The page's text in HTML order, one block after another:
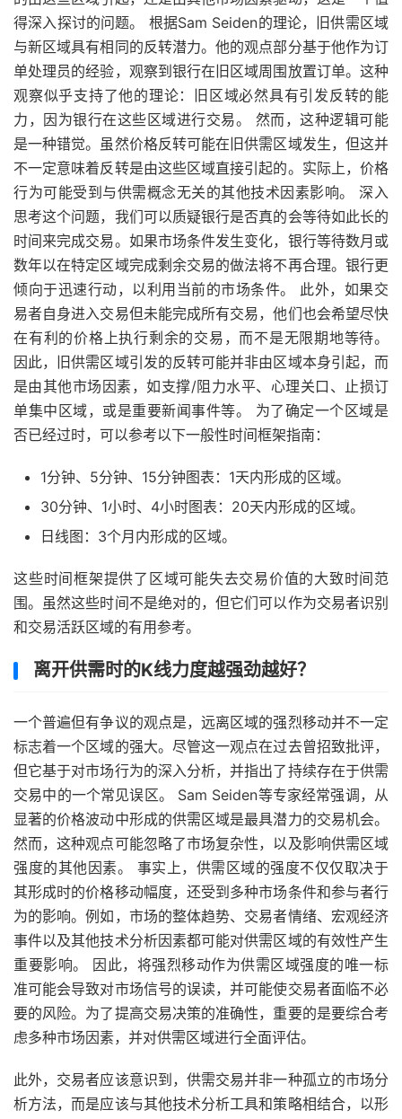
得深入探讨的问题。 根据Sam Seiden的理论，旧供需区域
与新区域具有相同的反转潜力。他的观点部分基于他作为订
单处理员的经验，观察到银行在旧区域周围放置订单。这种
观察似乎支持了他的理论：旧区域必然具有引发反转的能
力，因为银行在这些区域进行交易。 然而，这种逻辑可能
是一种错觉。虽然价格反转可能在旧供需区域发生，但这并
不一定意味着反转是由这些区域直接引起的。实际上，价格
行为可能受到与供需概念无关的其他技术因素影响。 深入
思考这个问题，我们可以质疑银行是否真的会等待如此长的
时间来完成交易。如果市场条件发生变化，银行等待数月或
数年以在特定区域完成剩余交易的做法将不再合理。银行更
倾向于迅速行动，以利用当前的市场条件。 此外，如果交
易者自身进入交易但未能完成所有交易，他们也会希望尽快
在有利的价格上执行剩余的交易，而不是无限期地等待。
因此，旧供需区域引发的反转可能并非由区域本身引起，而
是由其他市场因素，如支撑/阻力水平、心理关口、止损订
单集中区域，或是重要新闻事件等。 为了确定一个区域是
否已经过时，可以参考以下一般性时间框架指南：
1分钟、5分钟、15分钟图表：1天内形成的区域。
30分钟、1小时、4小时图表：20天内形成的区域。
日线图：3个月内形成的区域。
这些时间框架提供了区域可能失去交易价值的大致时间范
围。虽然这些时间不是绝对的，但它们可以作为交易者识别
和交易活跃区域的有用参考。
离开供需时的K线力度越强劲越好？
一个普遍但有争议的观点是，远离区域的强烈移动并不一定
标志着一个区域的强大。尽管这一观点在过去曾招致批评，
但它基于对市场行为的深入分析，并指出了持续存在于供需
交易中的一个常见误区。 Sam Seiden等专家经常强调，从
显著的价格波动中形成的供需区域是最具潜力的交易机会。
然而，这种观点可能忽略了市场复杂性，以及影响供需区域
强度的其他因素。 事实上，供需区域的强度不仅仅取决于
其形成时的价格移动幅度，还受到多种市场条件和参与者行
为的影响。例如，市场的整体趋势、交易者情绪、宏观经济
事件以及其他技术分析因素都可能对供需区域的有效性产生
重要影响。 因此，将强烈移动作为供需区域强度的唯一标
准可能会导致对市场信号的误读，并可能使交易者面临不必
要的风险。为了提高交易决策的准确性，重要的是要综合考
虑多种市场因素，并对供需区域进行全面评估。
此外，交易者应该意识到，供需交易并非一种孤立的市场分
析方法，而是应该与其他技术分析工具和策略相结合，以形